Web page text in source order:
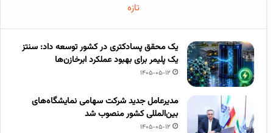
تازه
یک محقق پسادکتری در کشور توسعه داد: سنتز
یک پلیمر برای بهبود عملکرد ابرخازن‌ها
1405-05-12
مدیرعامل جدید شرکت سهامی نمایشگاه‌های
بین‌المللی کشور منصوب شد
1405-05-12